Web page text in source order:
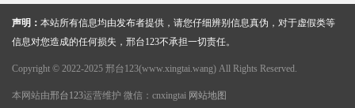
声明： 本站所有信息均由发布者提供，请您仔细辨别信息真伪，对于虚假类等
信息对您造成的任何损失，邢台123不承担一切责任。
Copyright © 2022-2025 邢台123(www.xingtai.wang) All Rights Reserved.
本网站由邢台123运营维护 微信：cnxingtai 网站地图